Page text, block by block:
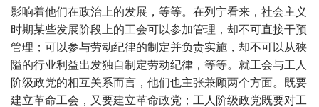
影响着他们在政治上的发展，等等。在列宁看来，社会主义
时期某些发展阶段上的工会可以参加管理，却不可直接干预
管理；可以参与劳动纪律的制定并负责实施，却不可以从狭
隘的行业利益出发独自制定劳动纪律，等等。就工会与工人
阶级政党的相互关系而言，他们也主张兼顾两个方面。既要
建立革命工会，又要建立革命政党；工人阶级政党既要对工